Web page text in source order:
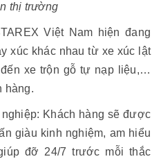
thị trường
Việt Nam hiện đang
xúc khác nhau từ xe xúc lật
xe trộn gỗ tự nạp liệu,…
hàng.
Khách hàng sẽ được
giàu kinh nghiệm, am hiểu
đỡ 24/7 trước mỗi thắc